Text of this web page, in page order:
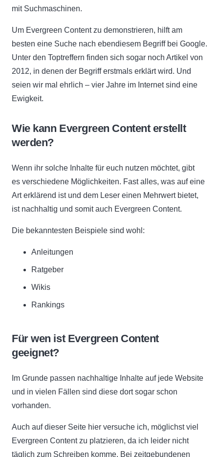
mit Suchmaschinen.
Um Evergreen Content zu demonstrieren, hilft am
besten eine Suche nach ebendiesem Begriff bei Google.
Unter den Toptreffern finden sich sogar noch Artikel von
2012, in denen der Begriff erstmals erklärt wird. Und
seien wir mal ehrlich – vier Jahre im Internet sind eine
Ewigkeit.
Wie kann Evergreen Content erstellt
werden?
Wenn ihr solche Inhalte für euch nutzen möchtet, gibt
es verschiedene Möglichkeiten. Fast alles, was auf eine
Art erklärend ist und dem Leser einen Mehrwert bietet,
ist nachhaltig und somit auch Evergreen Content.
Die bekanntesten Beispiele sind wohl:
Anleitungen
Ratgeber
Wikis
Rankings
Für wen ist Evergreen Content
geeignet?
Im Grunde passen nachhaltige Inhalte auf jede Website
und in vielen Fällen sind diese dort sogar schon
vorhanden.
Auch auf dieser Seite hier versuche ich, möglichst viel
Evergreen Content zu platzieren, da ich leider nicht
täglich zum Schreiben komme. Bei zeitgebundenen